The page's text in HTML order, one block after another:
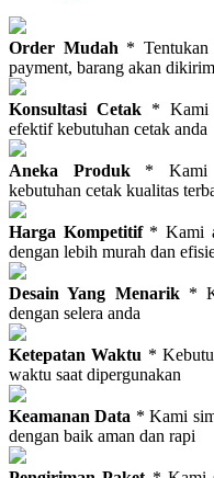
Order Mudah * Tentukan
payment, barang akan dikirim
Konsultasi Cetak* Kami
efektif kebutuhan cetak anda
Aneka Produk * Kami
kebutuhan cetak kualitas
Harga Kompetitif* Kami
dengan lebih murah dan
Desain Yang Menarik*
dengan selera anda
Ketepatan Waktu *
waktu saat dipergunakan
Keamanan Data * Kami
dengan baik aman dan rapi